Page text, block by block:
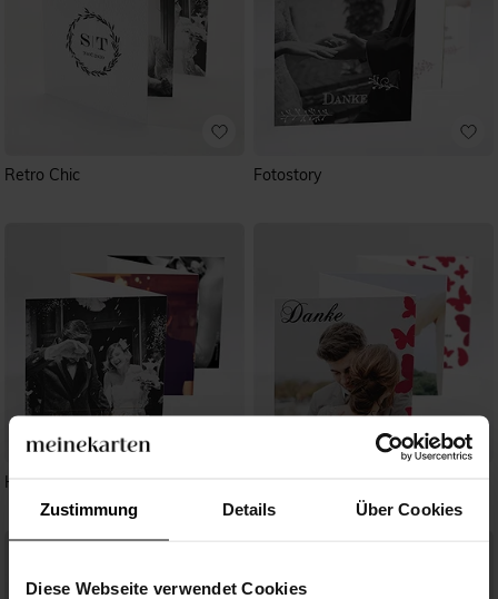
Zustimmung Details Über Cookies
Diese Webseite verwendet Cookies
Retro Chic Fotostory
Herzlich